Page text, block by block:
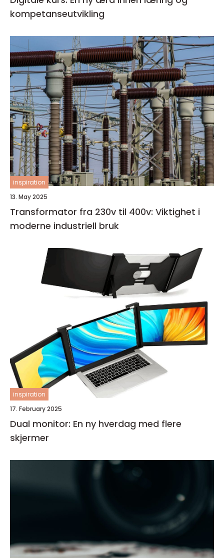
kompetanseutvikling
inspiration
13. May 2025
Transformator fra 230v til 400v: Viktighet i
moderne industriell bruk
inspiration
17. February 2025
Dual monitor: En ny hverdag med flere
skjermer